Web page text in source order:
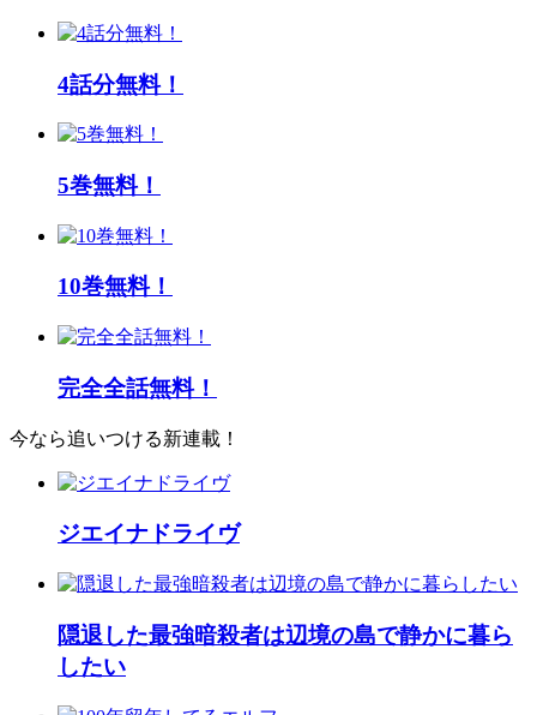
4話分無料！
5巻無料！
10巻無料！
完全全話無料！
今なら追いつける新連載！
ジエイナドライヴ
隠退した最強暗殺者は辺境の島で静かに暮ら
したい